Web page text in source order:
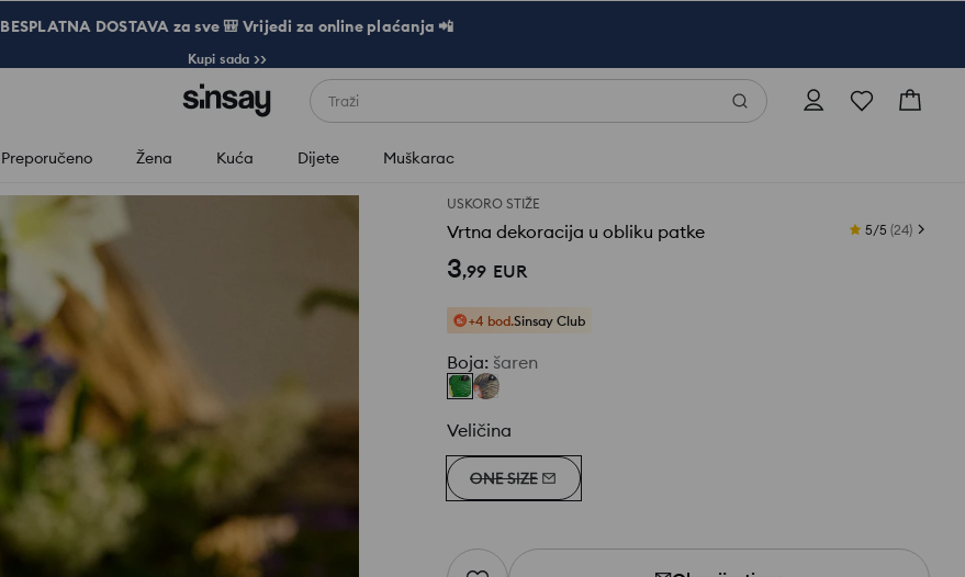
BESPLATNA DOSTAVA za sve 🎒 Vrijedi za online plaćanja 📲
Kupi sada >>
Traži
Preporučeno Žena Kuća Dijete Muškarac
USKORO STIŽE
Vrtna dekoracija u obliku patke 5/5 (24)
3,99 EUR
+4 bod.Sinsay Club
Boja: šaren
Veličina
ONE SIZE